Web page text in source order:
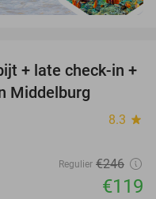
52%
+ late check-in +
Middelburg
8.3 star
Regulier €246
€119